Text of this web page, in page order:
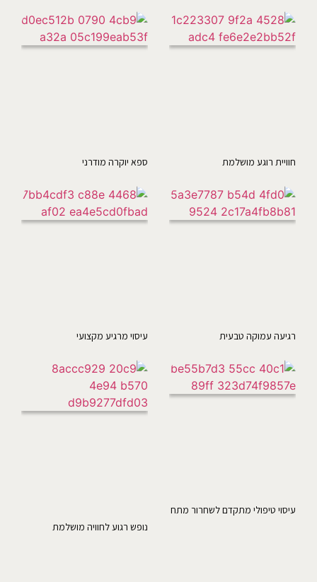
חוויית רוגע מושלמת ספא יוקרה מודרני
רגיעה עמוקה טבעית עיסוי מרגיע מקצועי
עיסוי טיפולי מתקדם לשחרור מתח
נופש רגוע לחוויה מושלמת